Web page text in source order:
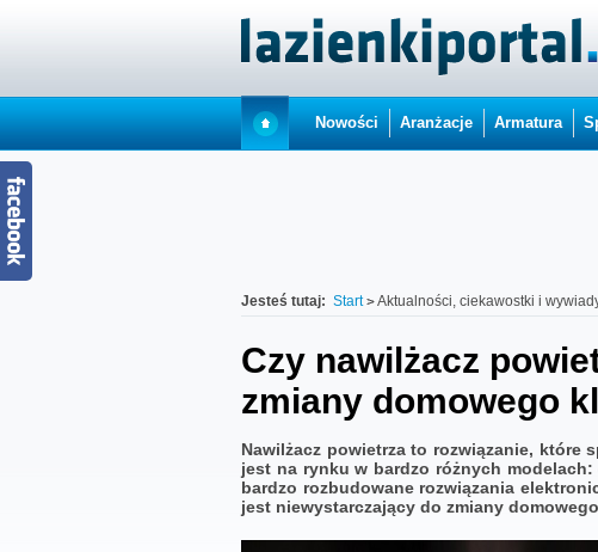
Nowości Aranżacje Armatura
Jesteś tutaj: Start Aktualności, ciekawostki i
Czy nawilżacz
zmiany domowego
Nawilżacz powietrza to rozwiązanie, które
jest na rynku w bardzo różnych
bardzo rozbudowane rozwiązania
jest niewystarczający do zmiany